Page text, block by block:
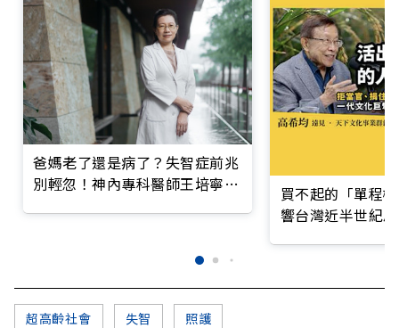
爸媽老了還是病了？失智症前兆
別輕忽！神內專科醫師王培寧呼
買不起的「單程
響台灣近半世紀
超高齡社會 失智 照護